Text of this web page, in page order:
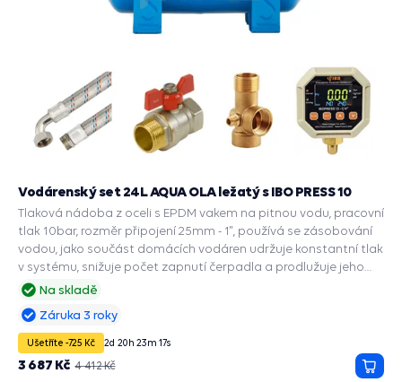
Na skladě
Vodárenský set 24L AQUA OLA ležatý s IBO PRESS 10
Tlaková nádoba z oceli s EPDM vakem na pitnou vodu, pracovní
tlak 10bar, rozměr připojení 25mm - 1", používá se zásobování
vodou, jako součást domácích vodáren udržuje konstantní tlak
v systému, snižuje počet zapnutí čerpadla a prodlužuje jeho
životnost, zabudované příslušenství a ochranné funkce: PRESS
Manometr, Ochrana chodu na sucho, Ochrana proti přetížení,
Ochrana proti vodnímu rázu.
Záruka 3 roky
Ušetříte -725 Kč 2d 20h 23m 16s
4 412 Kč
3 687 Kč